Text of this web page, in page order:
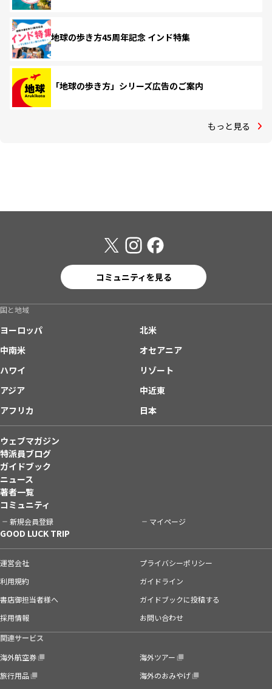
地球の歩き方45周年記念 インド特集
「地球の歩き方」シリーズ広告のご案内
もっと見る
コミュニティを見る
国と地域
ヨーロッパ
北米
中南米
オセアニア
ハワイ
リゾート
アジア
中近東
アフリカ
日本
ウェブマガジン
特派員ブログ
ガイドブック
ニュース
著者一覧
コミュニティ
新規会員登録 マイページ
GOOD LUCK TRIP
運営会社
プライバシーポリシー
利用規約
ガイドライン
書店御担当者様へ
ガイドブックに投稿する
採用情報
お問い合わせ
関連サービス
海外航空券
海外ツアー
旅行用品
海外のおみやげ